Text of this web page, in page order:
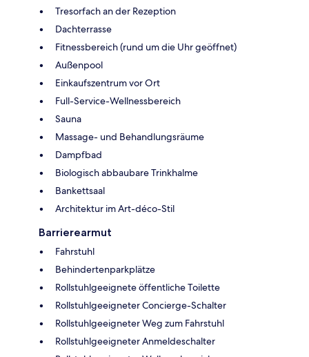
Tresorfach an der Rezeption
Dachterrasse
Fitnessbereich (rund um die Uhr geöffnet)
Außenpool
Einkaufszentrum vor Ort
Full-Service-Wellnessbereich
Sauna
Massage- und Behandlungsräume
Dampfbad
Biologisch abbaubare Trinkhalme
Bankettsaal
Architektur im Art-déco-Stil
Barrierearmut
Fahrstuhl
Behindertenparkplätze
Rollstuhlgeeignete öffentliche Toilette
Rollstuhlgeeigneter Concierge-Schalter
Rollstuhlgeeigneter Weg zum Fahrstuhl
Rollstuhlgeeigneter Anmeldeschalter